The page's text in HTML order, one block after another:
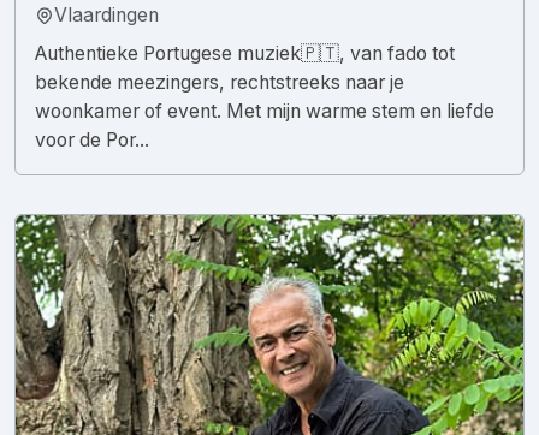
Vlaardingen
Authentieke Portugese muziek🇵🇹, van fado tot
bekende meezingers, rechtstreeks naar je
woonkamer of event. Met mijn warme stem en liefde
voor de Por...